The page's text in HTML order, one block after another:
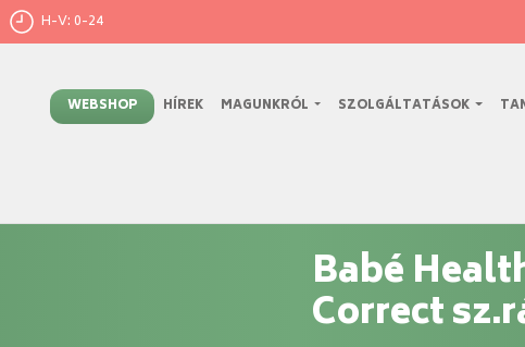
H-V: 0-24
WEBSHOP HÍREK MAGUNKRÓL SZOLGÁLTATÁSOK
Babé
Correct